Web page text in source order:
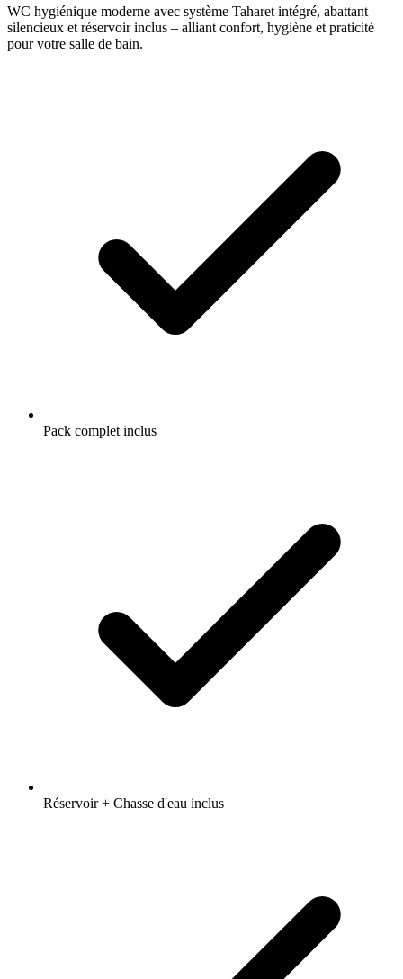
WC hygiénique moderne avec système Taharet intégré, abattant
silencieux et réservoir inclus – alliant confort, hygiène et praticité
pour votre salle de bain.
Pack complet inclus
Réservoir + Chasse d'eau inclus